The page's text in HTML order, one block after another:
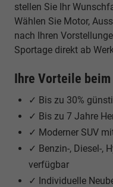
stellen Sie Ihr
Wählen Sie Motor,
nach Ihren
Sportage direkt ab
Ihre Vorteile
✓ Bis zu 30%
✓ Bis zu 7 Jahre
✓ Moderner SUV
✓ Benzin-, Diesel-,
verfügbar
✓ Individuelle